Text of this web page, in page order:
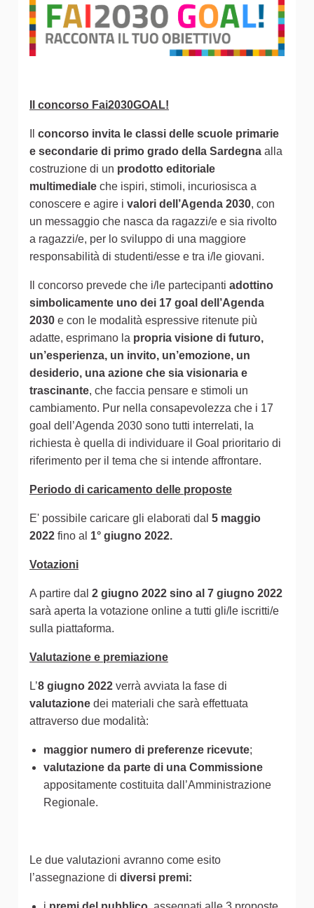
Il concorso Fai2030GOAL!
concorso invita le classi delle scuole primarie
e secondarie di primo grado della Sardegna alla
costruzione di un prodotto editoriale
multimediale che ispiri, stimoli, incuriosisca a
conoscere e agire i valori dell’Agenda 2030, con
un messaggio che nasca da ragazzi/e e sia rivolto
a ragazzi/e, per lo sviluppo di una maggiore
responsabilità di studenti/esse e tra i/le giovani.
Il concorso prevede che i/le partecipanti adottino
simbolicamente uno dei 17 goal dell’Agenda
2030 e con le modalità espressive ritenute più
adatte, esprimano la propria visione di futuro,
un’esperienza, un invito, un’emozione, un
desiderio, una azione che sia visionaria e
trascinante, che faccia pensare e stimoli un
cambiamento. Pur nella consapevolezza che i 17
goal dell’Agenda 2030 sono tutti interrelati, la
richiesta è quella di individuare il Goal prioritario di
riferimento per il tema che si intende affrontare.
Periodo di caricamento delle proposte
E' possibile caricare gli elaborati dal 5 maggio
2022 fino al 1° giugno 2022.
Votazioni
A partire dal 2 giugno 2022 sino al 7 giugno 2022
sarà aperta la votazione online a tutti gli/le iscritti/e
sulla piattaforma.
Valutazione e premiazione
L’8 giugno 2022 verrà avviata la fase di
valutazione dei materiali che sarà effettuata
attraverso due modalità:
maggior numero di preferenze ricevute;
valutazione da parte di una Commissione
appositamente costituita dall’Amministrazione
Regionale.
Le due valutazioni avranno come esito
l’assegnazione di diversi premi: